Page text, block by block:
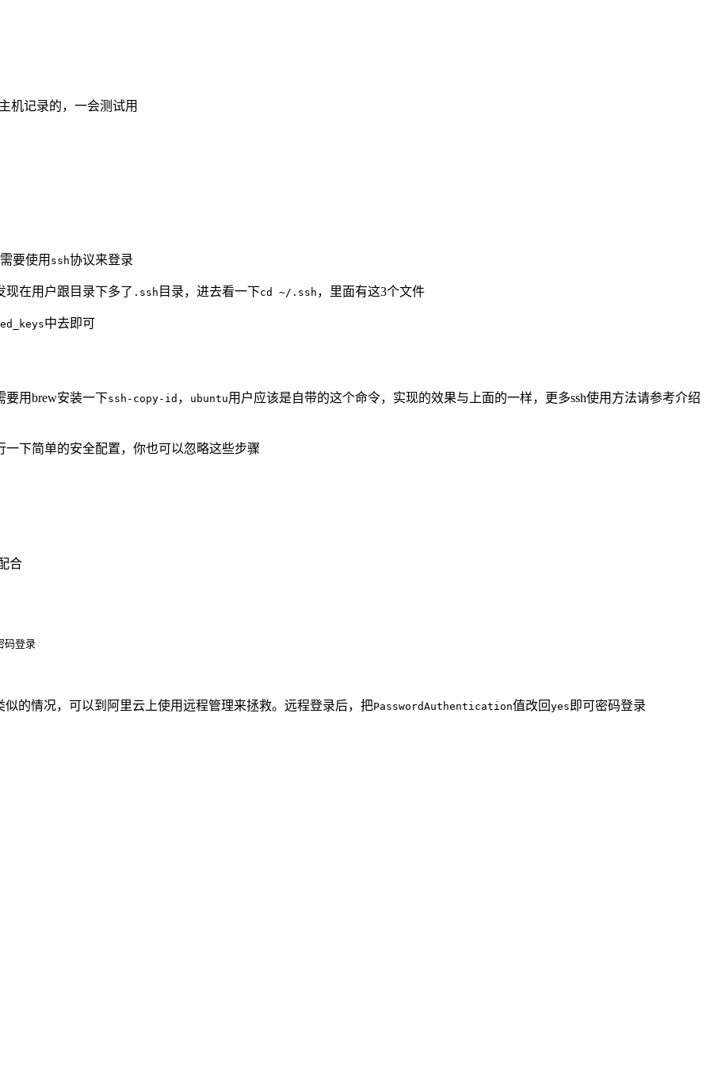
机记录的，一会测试用
要使用 ssh协议来登录
现在用户跟目录下多了 .ssh 目录，进去看一下cd ~/.ssh ，里面有这3个文件
中去即可
要用brew安装一下ssh-copy-id ， ubuntu用户应该是自带的这个命令，实现的效果与上面的一样，更多ssh使用方法请参考介绍
下简单的安全配置，你也可以忽略这些步骤
合
登录
似的情况，可以到阿里云上使用远程管理来拯救。远程登录后，把PasswordAuthentication值改回 yes 即可密码登录